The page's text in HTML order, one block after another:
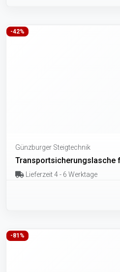
-42%
Günzburger Steigtechnik
Transportsicherungslasche
Lieferzeit 4 - 6 Werktage
-81%